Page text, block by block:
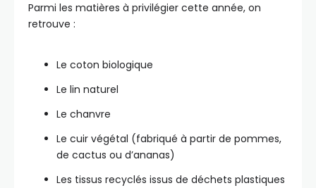
Parmi les matières à privilégier cette année, on
retrouve :
Le coton biologique
Le lin naturel
Le chanvre
Le cuir végétal (fabriqué à partir de pommes,
de cactus ou d’ananas)
Les tissus recyclés issus de déchets plastiques